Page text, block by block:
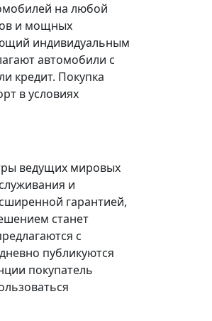
на любой
и мощных
индивидуальным
автомобили с
кредит. Покупка
в условиях
ведущих мировых
и
гарантией,
станет
с
публикуются
покупатель